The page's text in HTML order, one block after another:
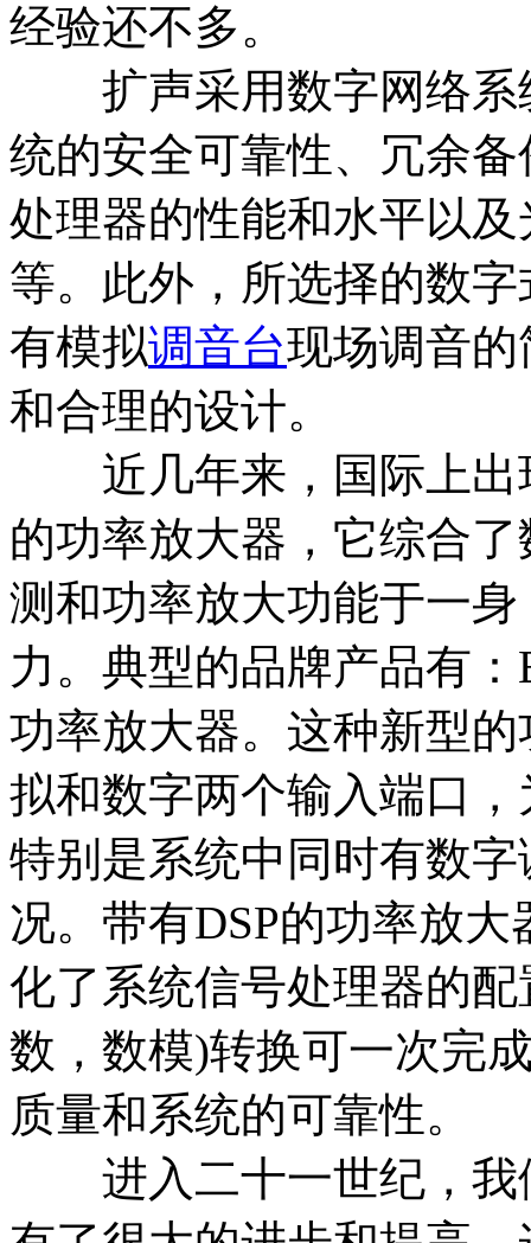
经验还不多。
扩声采用数字网络系
统的安全可靠性、冗余
处理器的性能和水平以
等。此外，所选择的数
有模拟调音台现场调音
和合理的设计。
近几年来，国际上出
的功率放大器，它综合
测和功率放大功能于一
力。典型的品牌产品有
功率放大器。这种新型
拟和数字两个输入端口
特别是系统中同时有数
况。带有DSP的功率放
化了系统信号处理器的
数，数模)转换可一次完
质量和系统的可靠性。
进入二十一世纪，我